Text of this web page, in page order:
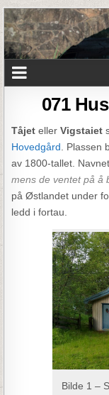
071
Tåjet ellerVigstaiet
Hovedgård .
av 1800-tallet.
mens de ventet på å
på Østlandet under
ledd i fortau.
Bilde 1 –